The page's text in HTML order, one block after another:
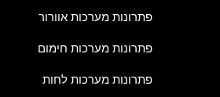
פתרונות מערכות אוורור
פתרונות מערכות חימום
פתרונות מערכות לחות